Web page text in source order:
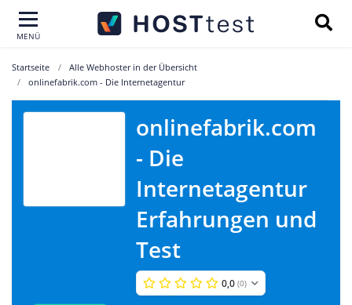
MENÜ
Startseite
Alle Webhoster in der Übersicht
onlinefabrik.com - Die Internetagentur
onlinefabrik.com
- Die
Internetagentur
Erfahrungen und
Test
0,0 (0)